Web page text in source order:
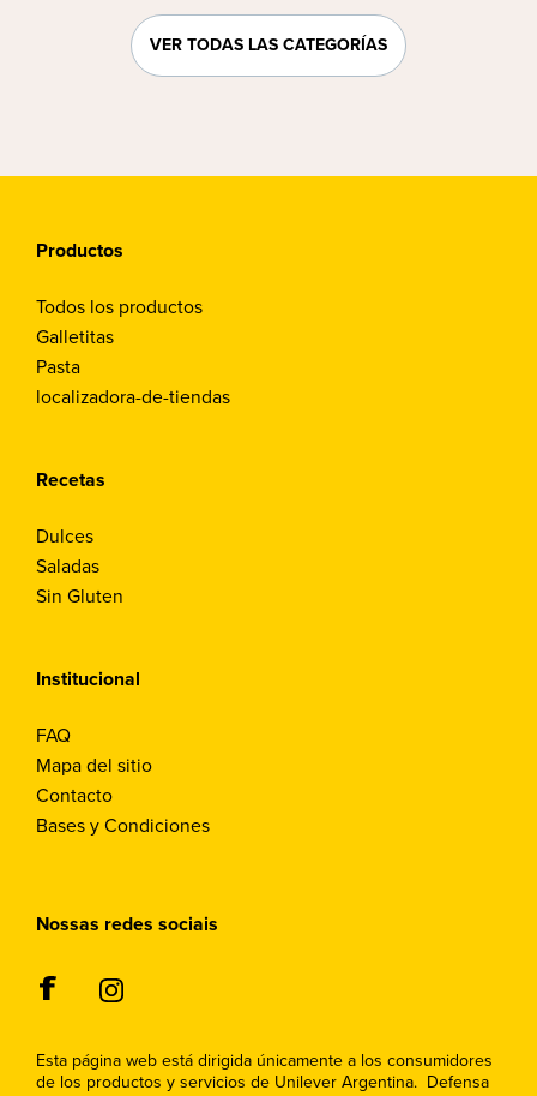
VER TODAS LAS CATEGORÍAS
Productos
Todos los productos
Galletitas
Pasta
localizadora-de-tiendas
Recetas
Dulces
Saladas
Sin Gluten
Institucional
FAQ
Mapa del sitio
Contacto
Bases y Condiciones
Nossas redes sociais
Esta página web está dirigida únicamente a los consumidores
de los productos y servicios de Unilever Argentina. Defensa